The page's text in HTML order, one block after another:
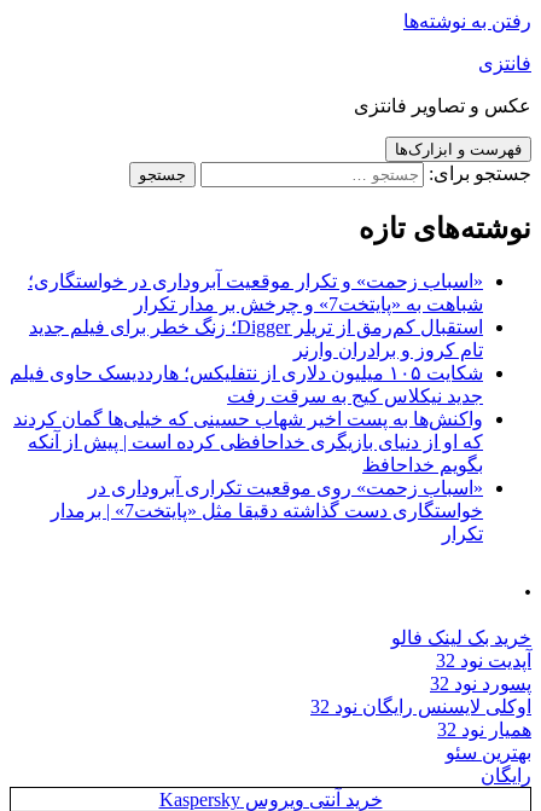
رفتن به نوشته‌ها
فانتزی
عکس و تصاویر فانتزی
فهرست و ابزارک‌ها
جستجو برای:
نوشته‌های تازه
«اسباب زحمت» و تکرار موقعیت آبروداری در خواستگاری؛
شباهت به «پایتخت7» و چرخش بر مدار تکرار
استقبال کم‌رمق از تریلر Digger؛ زنگ خطر برای فیلم جدید
تام کروز و برادران وارنر
شکایت ۱۰۵ میلیون دلاری از نتفلیکس؛ هارددیسک حاوی فیلم
جدید نیکلاس کیج به سرقت رفت
واکنش‌ها به پست اخیر شهاب حسینی که خیلی‌ها گمان کردند
که او از دنیای بازیگری خداحافظی کرده است | پیش از آنکه
بگویم خداحافظ
«اسباب زحمت» روی موقعیت تکراری آبروداری در
خواستگاری دست گذاشته دقیقا مثل «پایتخت7» | برمدار
تکرار
.
خرید بک لینک فالو
آپدیت نود 32
پسورد نود 32
اوکلی لایسنس رایگان نود 32
همیار نود 32
بهترین سئو
رایگان
خرید آنتی ویروس Kaspersky